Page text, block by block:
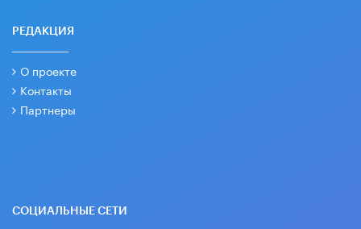
РЕДАКЦИЯ
О проекте
Контакты
Партнеры
СОЦИАЛЬНЫЕ СЕТИ